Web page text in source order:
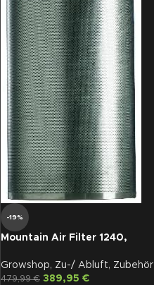
-19%
Mountain Air Filter 1240,
Growshop, Zu-/ Abluft, Zubehör
479,99€ 389,95 €